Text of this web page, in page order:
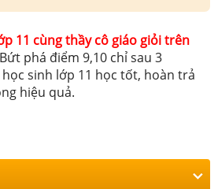
11 cùng thầy cô giáo giỏi trên
Bứt phá điểm 9,10 chỉ sau 3
sinh lớp 11 học tốt, hoàn trả
hiệu quả.